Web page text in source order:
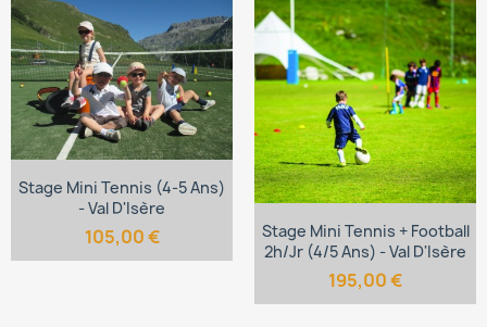
Stage Mini Tennis (4-5 Ans)
- Val D'Isère
105,00 €
Stage Mini Tennis + Football
2h/jr (4/5 Ans) - Val D'Isère
195,00 €